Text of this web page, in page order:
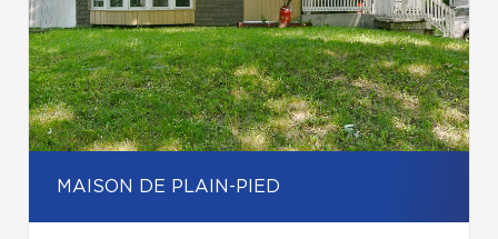
MAISON DE PLAIN-PIED